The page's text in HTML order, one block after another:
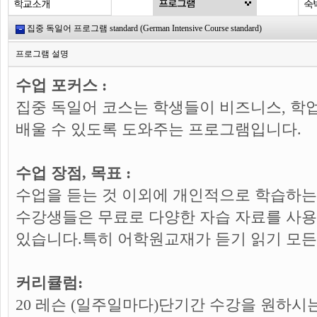
집중 독일어 프로그램 standard (German Intensive Course standard)
프로그램 설명
수업 포커스 :
집중 독일어 코스는 학생들이 비즈니스,
배울 수 있도록 도와주는 프로그램입니다.
수업 장점, 목표 :
수업을 듣는 것 이외에 개인적으로 학습하
수강생들은 무료로 다양한 자습 자료를 사
있습니다.특히 어학원교재가 듣기 읽기 모
커리큘럼:
20 레슨 (일주일마다)단기간 수강을 원하